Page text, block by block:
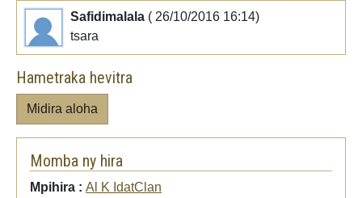
Safidimalala ( 26/10/2016 16:14)
tsara
Hametraka hevitra
Midira aloha
Momba ny hira
Mpihira : Al K IdatClan